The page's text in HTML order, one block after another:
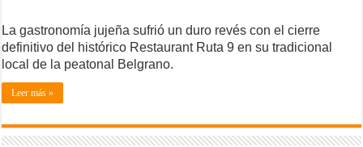
La gastronomía jujeña sufrió un duro revés con el cierre
definitivo del histórico Restaurant Ruta 9 en su tradicional
local de la peatonal Belgrano.
Leer más »